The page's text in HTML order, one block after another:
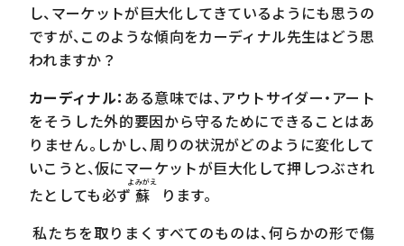
し、マーケットが巨大化してきているようにも思うの
ですが、このような傾向をカーディナル先生はどう思
われますか？
カーディナル： ある意味では、アウトサイダー・アート
をそうした外的要因から守るためにできることはあ
りません。しかし、周りの状況がどのように変化して
いこうと、仮にマーケットが巨大化して押しつぶされ
たとしても必ず 蘇
よみがえ
ります。
私たちを取りまくすべてのものは、何らかの形で傷